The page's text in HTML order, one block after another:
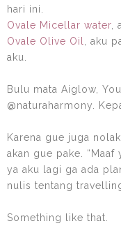
hari ini.
Ovale Micellar water
Ovale Olive Oil
, aku
aku.
Bulu mata Aiglow,
@naturaharmony.
Karena gue juga
akan gue pake.
ya aku lagi ga ada
nulis tentang
Something like that.